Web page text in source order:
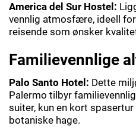
America del Sur Hostel:
vennlig atmosfære, ideell
reisende som ønsker
Familievennlige
Palo Santo Hotel: Dette
Palermo tilbyr
suiter, kun en kort spasertur
botaniske hage.